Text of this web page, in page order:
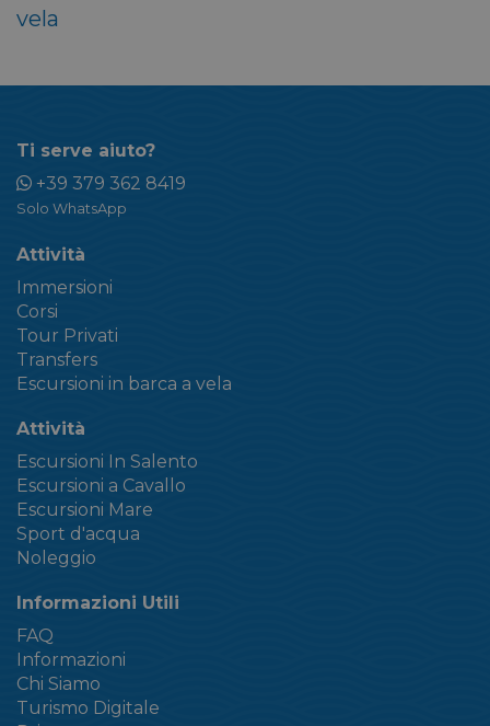
vela
Ti serve aiuto?
+39 379 362 8419
Solo WhatsApp
Attività
Immersioni
Corsi
Tour Privati
Transfers
Escursioni in barca a vela
Attività
Escursioni In Salento
Escursioni a Cavallo
Escursioni Mare
Sport d'acqua
Noleggio
Informazioni Utili
FAQ
Informazioni
Chi Siamo
Turismo Digitale